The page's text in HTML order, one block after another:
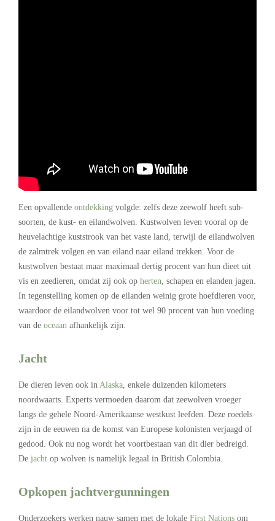
Een opvallende ontdekking volgde: zelfs deze zeewolf heeft sub-
soorten, de kust- en eilandwolven. Kustwolven leven vooral op de
heuvelachtige kuststrook van het vaste land, terwijl de eilandwolven
de zalmtrek volgen en van eiland naar eiland trekken. Voor de
kustwolven bestaat maar maximaal dertig procent van hun dieet uit
vis en zeedieren, omdat zij ook op herten, schapen en elanden jagen.
In tegenstelling komen op de eilanden weinig grote hoefdieren voor,
waardoor de eilandwolven voor tot wel 90 procent van hun voeding
van de oceaan afhankelijk zijn.
Jacht
De dieren leven ook in Alaska, enkele duizenden kilometers
noordwaarts. Experts vermoeden daarom dat zeewolven vroeger
langs de gehele Noord-Amerikaanse westkust leefden. Deze roedels
zijn in de eeuwen na de komst van Europese kolonisten verjaagd of
gedood. Ook nu nog wordt het voortbestaan van dit dier bedreigd.
De jacht op wolven is namelijk legaal in British Colombia.
Opkopen jachtvergunningen
Onderzoekers werken nauw samen met de lokale First Nations om